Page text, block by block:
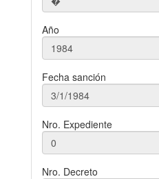
Año
Fecha sanción
Nro. Expediente
Nro. Decreto